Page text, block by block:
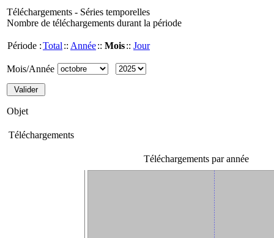
Téléchargements - Séries temporelles
Nombre de téléchargements durant la période
Période :Total :: Année:: Mois:: Jour
Mois/Année
Objet
Téléchargements
Téléchargements par année